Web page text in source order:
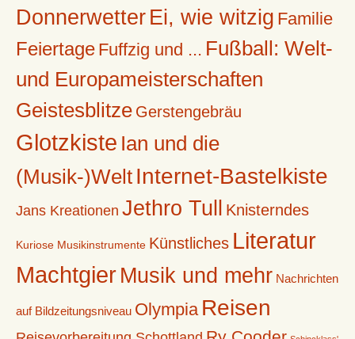
Donnerwetter Ei, wie witzig Familie
Feiertage Fuffzig und ... Fußball: Welt-
und Europameisterschaften
Geistesblitze Gerstengebräu
Glotzkiste Ian und die
(Musik-)Welt Internet-Bastelkiste
Jans Kreationen Jethro Tull Knisterndes
Kuriose Musikinstrumente Künstliches Literatur
MachtgierMusik und mehr Nachrichten
auf Bildzeitungsniveau Olympia Reisen